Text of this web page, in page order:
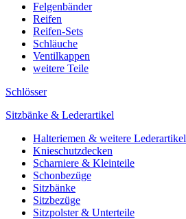
Felgenbänder
Reifen
Reifen-Sets
Schläuche
Ventilkappen
weitere Teile
Schlösser
Sitzbänke & Lederartikel
Halteriemen & weitere Lederartikel
Knieschutzdecken
Scharniere & Kleinteile
Schonbezüge
Sitzbänke
Sitzbezüge
Sitzpolster & Unterteile